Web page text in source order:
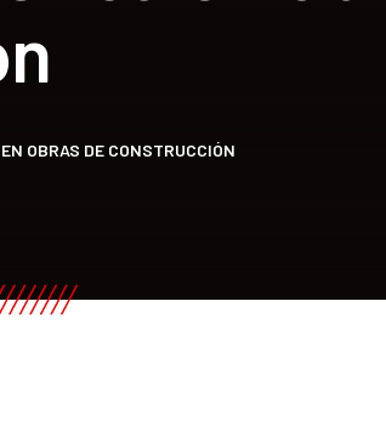
OBRAS DE CONSTRUCCIÓN